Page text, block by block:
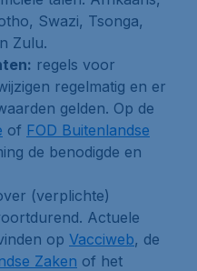
Swazi, Tsonga,
Zulu.
regels voor
regelmatig en er
gelden. Op de
of FOD Buitenlandse
de benodigde en
(verplichte)
Actuele
op Vacciweb, de
Zaken of het